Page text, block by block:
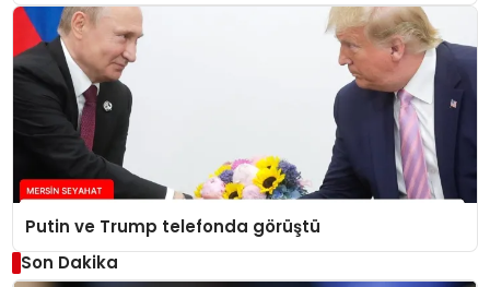
Putin ve Trump telefonda görüştü
Son Dakika